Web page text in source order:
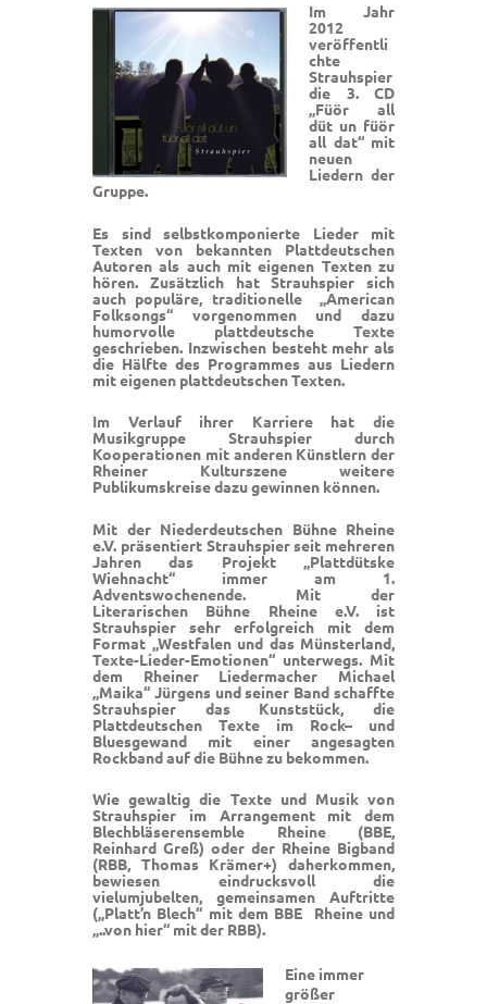
Im Jahr
2012
veröffentli
chte
Strauhspier
die 3. CD
„Füör all
düt un füör
all dat“ mit
neuen
Liedern der
Gruppe.
Es sind selbstkomponierte Lieder mit
Texten von bekannten Plattdeutschen
Autoren als auch mit eigenen Texten zu
hören. Zusätzlich hat Strauhspier sich
auch populäre, traditionelle „American
Folksongs“ vorgenommen und dazu
humorvolle plattdeutsche Texte
geschrieben. Inzwischen besteht mehr als
die Hälfte des Programmes aus Liedern
mit eigenen plattdeutschen Texten.
Im Verlauf ihrer Karriere hat die
Musikgruppe Strauhspier durch
Kooperationen mit anderen Künstlern der
Rheiner Kulturszene weitere
Publikumskreise dazu gewinnen können.
Mit der Niederdeutschen Bühne Rheine
e.V. präsentiert Strauhspier seit mehreren
Jahren das Projekt „Plattdütske
Wiehnacht“ immer am 1.
Adventswochenende. Mit der
Literarischen Bühne Rheine e.V. ist
Strauhspier sehr erfolgreich mit dem
Format „Westfalen und das Münsterland,
Texte-Lieder-Emotionen“ unterwegs. Mit
dem Rheiner Liedermacher Michael
„Maika“ Jürgens und seiner Band schaffte
Strauhspier das Kunststück, die
Plattdeutschen Texte im Rock– und
Bluesgewand mit einer angesagten
Rockband auf die Bühne zu bekommen.
Wie gewaltig die Texte und Musik von
Strauhspier im Arrangement mit dem
Blechbläserensemble Rheine (BBE,
Reinhard Greß) oder der Rheine Bigband
(RBB, Thomas Krämer+) daherkommen,
bewiesen eindrucksvoll die
vielumjubelten, gemeinsamen Auftritte
(„Platt’n Blech“ mit dem BBE Rheine und
„..von hier“ mit der RBB).
Eine immer
größer